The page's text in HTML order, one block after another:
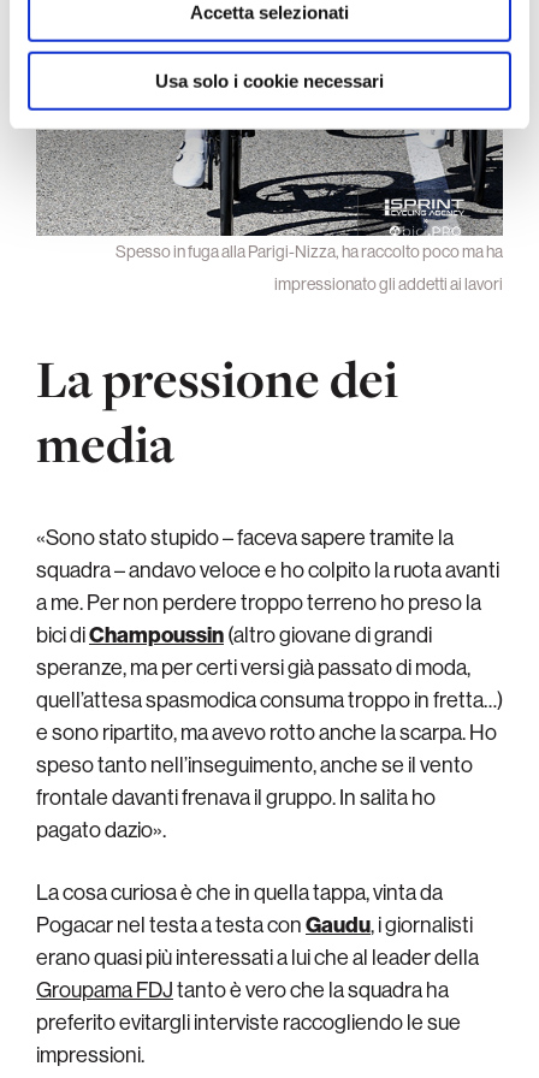
raccolto dal suo utilizzo dei loro servizi.
Accetta selezionati
Usa solo i cookie necessari
Spesso in fuga alla Parigi-Nizza, ha raccolto poco ma ha
impressionato gli addetti ai lavori
La pressione dei
media
«Sono stato stupido – faceva sapere tramite la
squadra – andavo veloce e ho colpito la ruota avanti
a me. Per non perdere troppo terreno ho preso la
bici diChampoussin(altro giovane di grandi
speranze, ma per certi versi già passato di moda,
quell’attesa spasmodica consuma troppo in fretta…)
e sono ripartito, ma avevo rotto anche la scarpa. Ho
speso tanto nell’inseguimento, anche se il vento
frontale davanti frenava il gruppo. In salita ho
pagato dazio».
La cosa curiosa è che in quella tappa, vinta da
Pogacar nel testa a testa conGaudu, i giornalisti
erano quasi più interessati a lui che al leader della
Groupama FDJtanto è vero che la squadra ha
preferito evitargli interviste raccogliendo le sue
impressioni.